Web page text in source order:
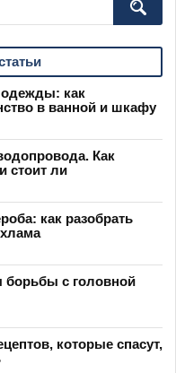
одежды: как
в ванной и шкафу
Как
стоит ли
как разобрать
с головной
которые спасут,